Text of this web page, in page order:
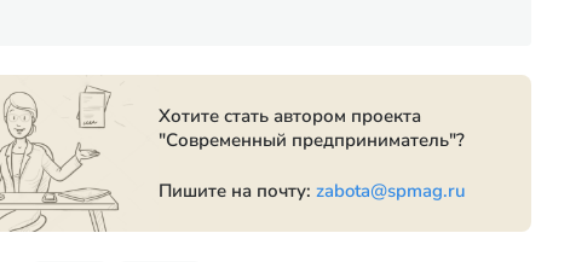
Хотите стать автором проекта
"Современный предприниматель"?
Пишите на почту:zabota@spmag.ru